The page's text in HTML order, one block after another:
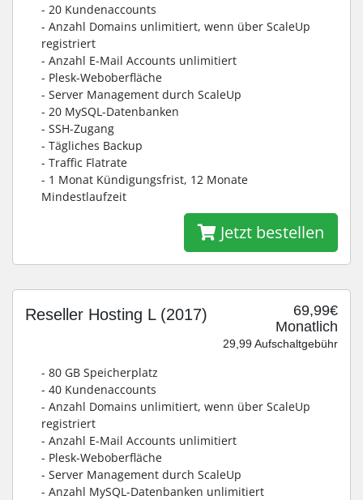
- 20 Kundenaccounts
- Anzahl Domains unlimitiert, wenn über ScaleUp
registriert
- Anzahl E-Mail Accounts unlimitiert
- Plesk-Weboberfläche
- Server Management durch ScaleUp
- 20 MySQL-Datenbanken
- SSH-Zugang
- Tägliches Backup
- Traffic Flatrate
- 1 Monat Kündigungsfrist, 12 Monate
Mindestlaufzeit
Jetzt bestellen
69,99€
Monatlich
29,99 Aufschaltgebühr
Reseller Hosting L (2017)
- 80 GB Speicherplatz
- 40 Kundenaccounts
- Anzahl Domains unlimitiert, wenn über ScaleUp
registriert
- Anzahl E-Mail Accounts unlimitiert
- Plesk-Weboberfläche
- Server Management durch ScaleUp
- Anzahl MySQL-Datenbanken unlimitiert